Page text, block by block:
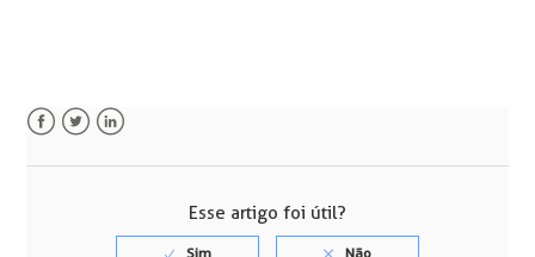
Esse artigo foi útil?